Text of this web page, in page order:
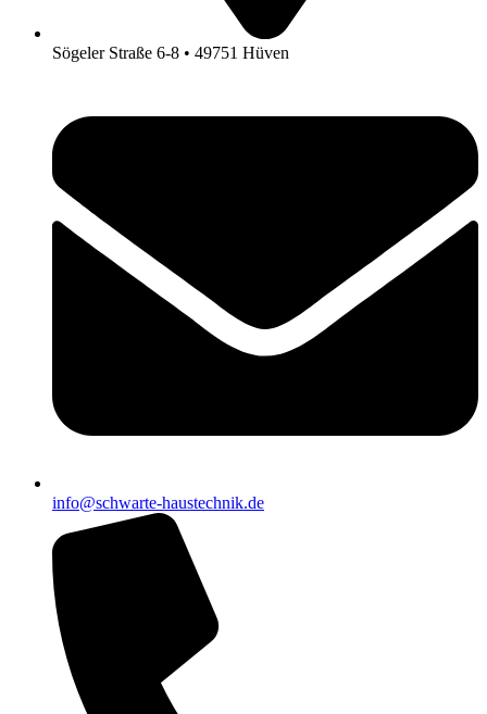
Sögeler Straße 6-8 • 49751 Hüven
info@schwarte-haustechnik.de